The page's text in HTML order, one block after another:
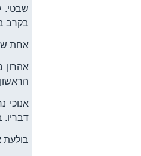
שבטי.
בקרב
אחת
אהרון
אנוכי
דבריו.
בולעת